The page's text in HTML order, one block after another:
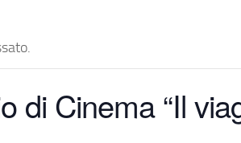
di Cinema “Il